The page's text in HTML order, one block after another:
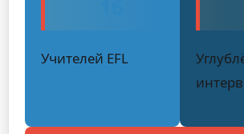
Учителей EFL